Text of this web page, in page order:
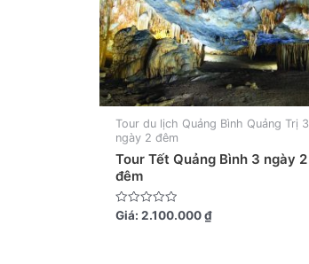
Tour du lịch Quảng Bình Quảng Trị 3
ngày 2 đêm
Tour Tết Quảng Bình 3 ngày 2
đêm
Được
xếp
Giá: 2.100.000₫